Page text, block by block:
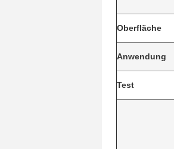
Oberfläche
Anwendung
Test